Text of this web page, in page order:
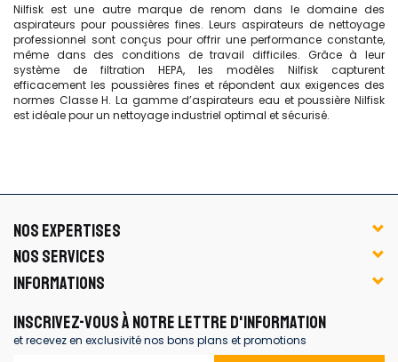
Nilfisk est une autre marque de renom dans le domaine des
aspirateurs pour poussières fines. Leurs aspirateurs de nettoyage
professionnel sont conçus pour offrir une performance constante,
même dans des conditions de travail difficiles. Grâce à leur
système de filtration HEPA, les modèles Nilfisk capturent
efficacement les poussières fines et répondent aux exigences des
normes Classe H. La gamme d’aspirateurs eau et poussière Nilfisk
est idéale pour un nettoyage industriel optimal et sécurisé.
NOS EXPERTISES
NOS SERVICES
INFORMATIONS
INSCRIVEZ-VOUS À NOTRE LETTRE D'INFORMATION
et recevez en exclusivité nos bons plans et promotions